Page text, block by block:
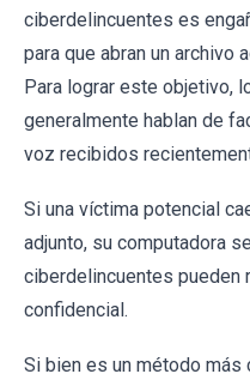
ciberdelincuentes es
para que abran un archivo
Para lograr este objetivo,
generalmente hablan de
voz recibidos
Si una víctima potencial
adjunto, su computadora
ciberdelincuentes pueden
confidencial.
Si bien es un método más